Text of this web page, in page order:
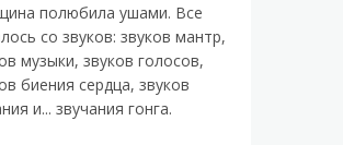
полюбила ушами. Все
со звуков: звуков мантр,
музыки, звуков голосов,
биения сердца, звуков
и... звучания гонга.